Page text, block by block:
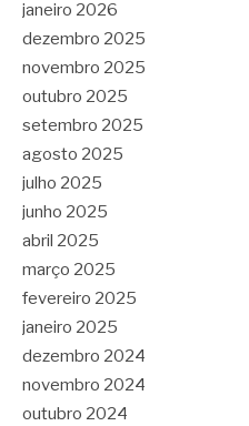
janeiro 2026
dezembro 2025
novembro 2025
outubro 2025
setembro 2025
agosto 2025
julho 2025
junho 2025
abril 2025
março 2025
fevereiro 2025
janeiro 2025
dezembro 2024
novembro 2024
outubro 2024